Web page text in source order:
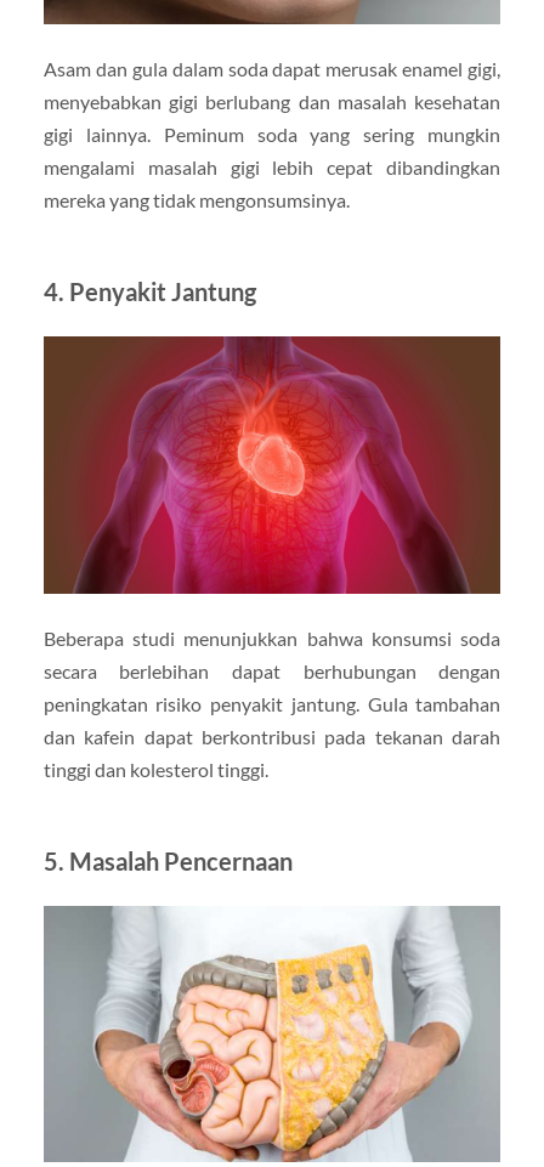
Asam dan gula dalam soda dapat merusak enamel gigi,
menyebabkan gigi berlubang dan masalah kesehatan
gigi lainnya. Peminum soda yang sering mungkin
mengalami masalah gigi lebih cepat dibandingkan
mereka yang tidak mengonsumsinya.
4. Penyakit Jantung
Beberapa studi menunjukkan bahwa konsumsi soda
secara berlebihan dapat berhubungan dengan
peningkatan risiko penyakit jantung. Gula tambahan
dan kafein dapat berkontribusi pada tekanan darah
tinggi dan kolesterol tinggi.
5. Masalah Pencernaan